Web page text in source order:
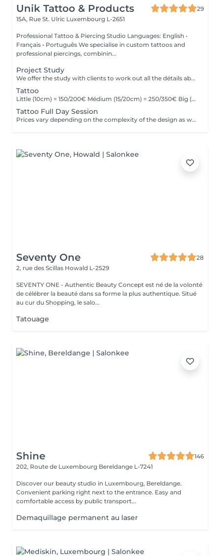
Unik Tattoo & Products
29
15A, Rue St. Ulric Luxembourg L-2651
Professional Tattoo & Piercing Studio Languages: English •
Français • Português We specialise in custom tattoos and
professional piercings, combinin...
Project Study
We offer the study with clients to work out all the détails about their tattoo.
Tattoo
Little (10cm) = 150/200€ Médium (15/20cm) = 250/350€ Big (25cm/+) = start at 400€ Custom quotes per project! The prices vary depending on the complexity of the design as well as the área to be tattoed!
Tattoo Full Day Session
Prices vary depending on the complexity of the design as well as the área to be tattoed.
Seventy One
28
2, rue des Scillas Howald L-2529
SEVENTY ONE - Authentic Beauty Concept est né de la volonté
de célébrer la beauté dans sa forme la plus authentique. Situé
au cur du Shopping, le salo...
Tatouage
Shine
146
202, Route de Luxembourg Bereldange L-7241
Discover our beauty studio in Luxembourg, Bereldange.
Convenient parking right next to the entrance. Easy and
comfortable access by public transport...
Demaquillage permanent au laser